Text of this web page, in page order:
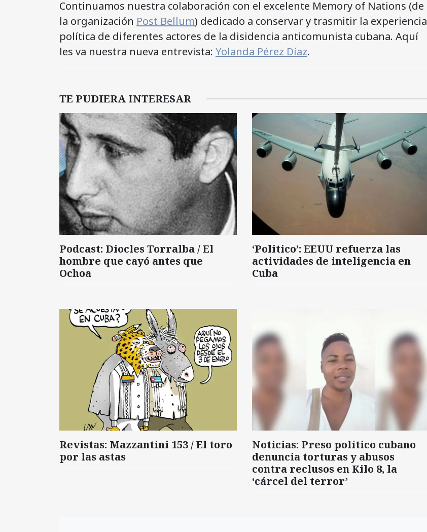
Continuamos nuestra colaboración con el excelente Memory of Nations (de
la organización Post Bellum) dedicado a conservar y trasmitir la experiencia
política de diferentes actores de la disidencia anticomunista cubana. Aquí
les va nuestra nueva entrevista: Yolanda Pérez Díaz.
TE PUDIERA INTERESAR
Podcast: Diocles Torralba / El
hombre que cayó antes que
Ochoa
‘Politico’: EEUU refuerza las
actividades de inteligencia en
Cuba
Revistas: Mazzantini 153 / El toro
por las astas
Noticias: Preso político cubano
denuncia torturas y abusos
contra reclusos en Kilo 8, la
‘cárcel del terror’